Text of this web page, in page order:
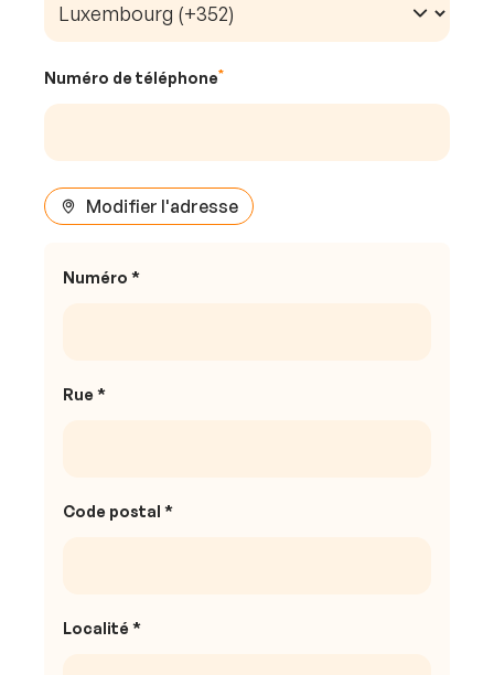
Numéro de téléphone
Modifier l'adresse
Numéro *
Rue *
Code postal *
Localité *